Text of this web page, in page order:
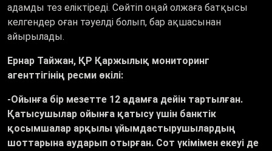
адамды тез еліктіреді. Сөйтіп оңай олжаға батқысы
келгендер оған тәуелді болып, бар ақшасынан
айырылады.
Ернар Тайжан, ҚР Қаржылық мониторинг
агенттігінің ресми өкілі:
-Ойынға бір мезетте 12 адамға дейін тартылған.
Қатысушылар ойынға қатысу үшін банктік
қосымшалар арқылы ұйымдастырушылардың
шоттарына аударып отырған. Сот үкімімен екеуі де